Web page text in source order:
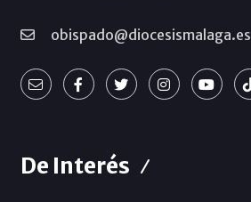
obispado@diocesismalaga.es
De Interés